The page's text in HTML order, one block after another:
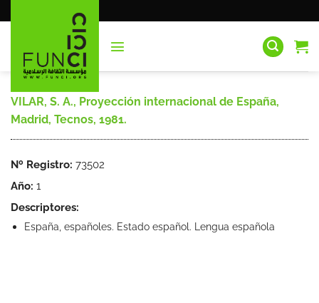
al
VILAR, S. A., Proyección internacional de España,
Madrid, Tecnos, 1981.
Nº Registro: 73502
Año: 1
Descriptores:
España, españoles. Estado español. Lengua española